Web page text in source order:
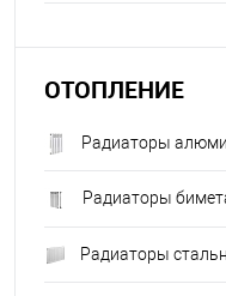
ОТОПЛЕНИЕ
Радиаторы
Радиаторы
Радиаторы